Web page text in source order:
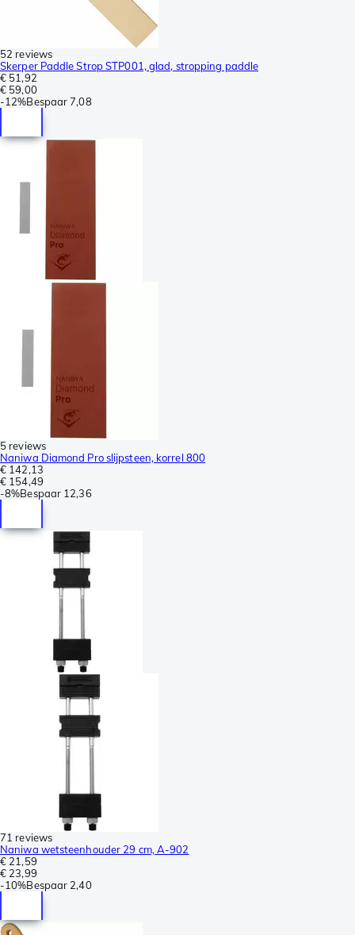
52 reviews
Skerper Paddle Strop STP001, glad, stropping paddle
€ 51,92
€ 59,00
-12%Bespaar 7,08
5 reviews
Naniwa Diamond Pro slijpsteen, korrel 800
€ 142,13
€ 154,49
-8%Bespaar 12,36
71 reviews
Naniwa wetsteenhouder 29 cm, A-902
€ 21,59
€ 23,99
-10%Bespaar 2,40